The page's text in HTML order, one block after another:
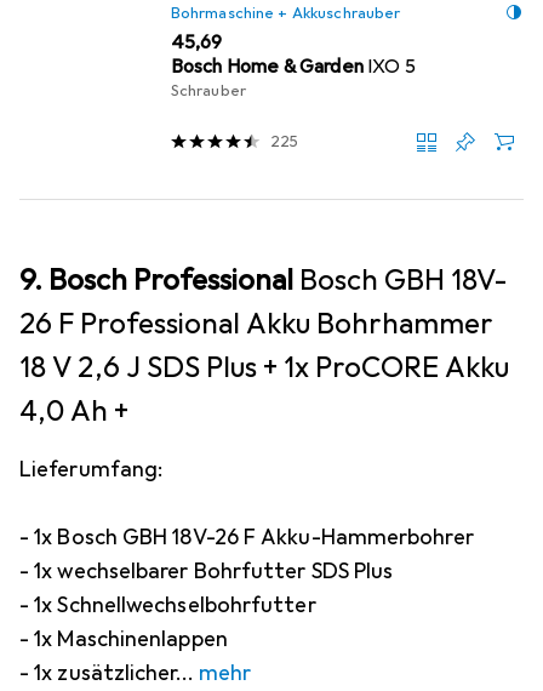
Bohrmaschine + Akkuschrauber
EUR
45,69
Bosch Home & Garden IXO 5
Schrauber
225
9. Bosch Professional Bosch GBH 18V-
26 F Professional Akku Bohrhammer
18 V 2,6 J SDS Plus + 1x ProCORE Akku
4,0 Ah +
Lieferumfang:
- 1x Bosch GBH 18V-26 F Akku-Hammerbohrer
- 1x wechselbarer Bohrfutter SDS Plus
- 1x Schnellwechselbohrfutter
- 1x Maschinenlappen
- 1x zusätzlicher
mehr